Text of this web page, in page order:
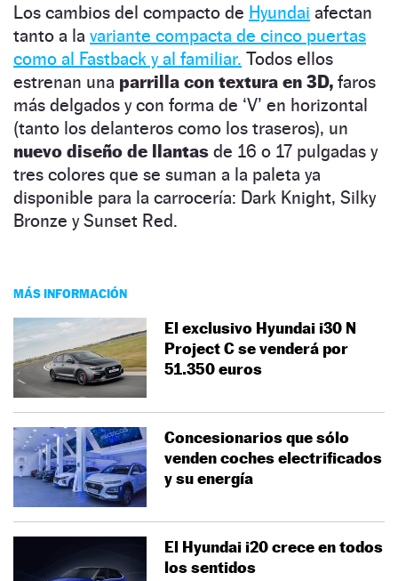
Los cambios del compacto de Hyundai afectan
tanto a la variante compacta de cinco puertas
como al Fastback y al familiar. Todos ellos
estrenan una parrilla con textura en 3D, faros
más delgados y con forma de ‘V’ en horizontal
(tanto los delanteros como los traseros), un
nuevo diseño de llantas de 16 o 17 pulgadas y
tres colores que se suman a la paleta ya
disponible para la carrocería: Dark Knight, Silky
Bronze y Sunset Red.
MÁS INFORMACIÓN
El exclusivo Hyundai i30 N
Project C se venderá por
51.350 euros
Concesionarios que sólo
venden coches electrificados
y su energía
El Hyundai i20 crece en todos
los sentidos